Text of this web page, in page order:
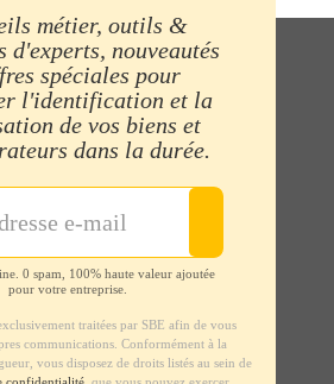
métier, outils &
d'experts, nouveautés
spéciales pour
l'identification et la
de vos biens et
dans la durée.
0 spam, 100% haute valeur ajoutée
pour votre entreprise.
traitées par SBE afin de vous
communications. Conformément à la
vous disposez de droits listés au sein de
confidentialité, que vous pouvez exercer.